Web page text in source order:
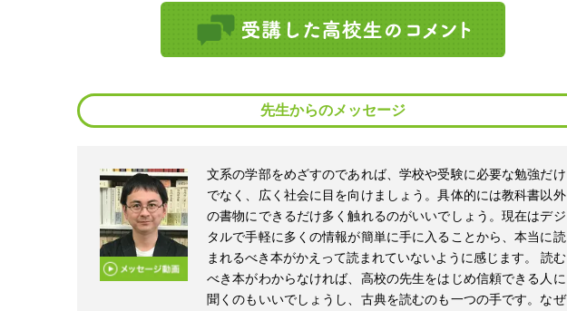
先生からのメッセージ
文系の学部をめざすのであれば、学校や受験に必要な勉強だけ
でなく、広く社会に目を向けましょう。具体的には教科書以外
の書物にできるだけ多く触れるのがいいでしょう。現在はデジ
タルで手軽に多くの情報が簡単に手に入ることから、本当に読
まれるべき本がかえって読まれていないように感じます。 読む
べき本がわからなければ、高校の先生をはじめ信頼できる人に
聞くのもいいでしょうし、古典を読むのも一つの手です。なぜ